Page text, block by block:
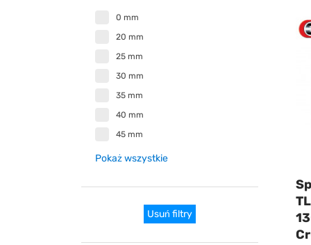
0 mm
20 mm
25 mm
30 mm
35 mm
40 mm
45 mm
Pokaż wszystkie
Usuń filtry